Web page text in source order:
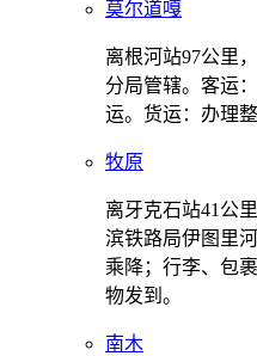
莫尔道嘎
离根河站97公里
分局管辖。客运
运。货运：办理
牧原
离牙克石站41公
滨铁路局伊图里
乘降；行李、包
物发到。
南木